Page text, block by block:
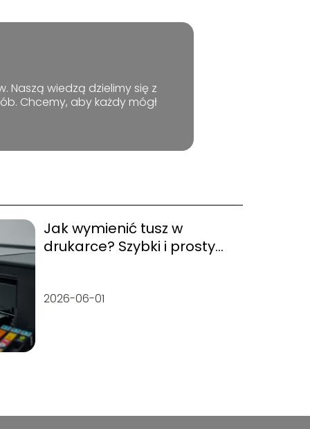
Naszą wiedzą dzielimy się z
Chcemy, aby każdy mógł
Jak wymienić tusz w
drukarce? Szybki i prosty
2026-06-01